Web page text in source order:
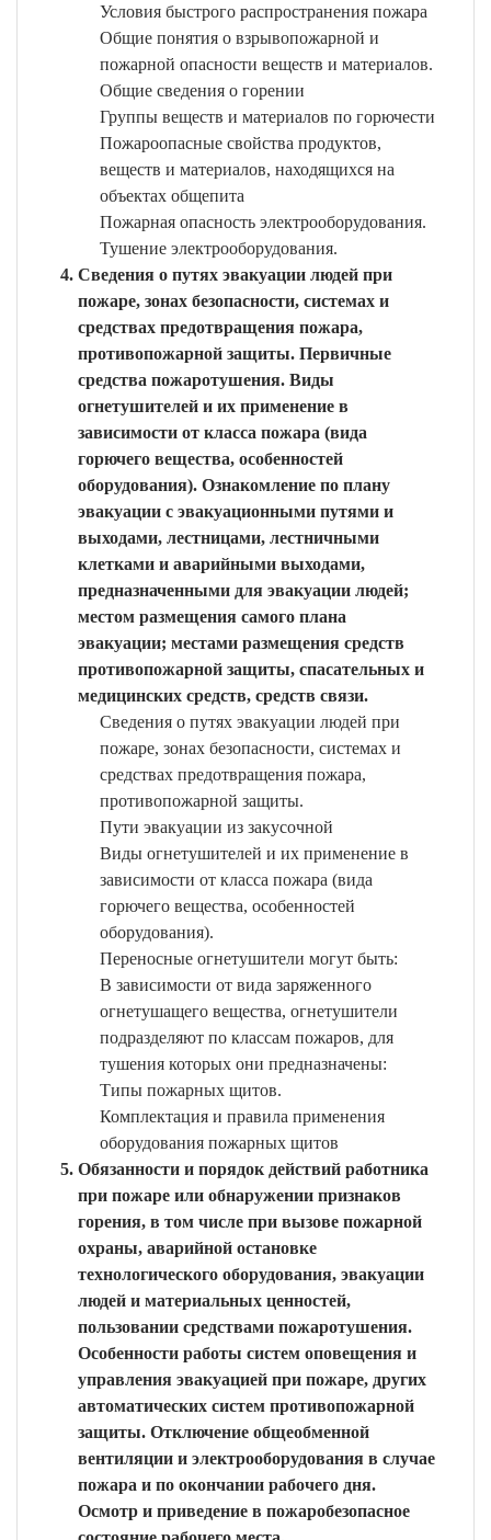
Условия быстрого распространения пожара
Общие понятия о взрывопожарной и
пожарной опасности веществ и материалов.
Общие сведения о горении
Группы веществ и материалов по горючести
Пожароопасные свойства продуктов,
веществ и материалов, находящихся на
объектах общепита
Пожарная опасность электрооборудования.
Тушение электрооборудования.
Сведения о путях эвакуации людей при
пожаре, зонах безопасности, системах и
средствах предотвращения пожара,
противопожарной защиты. Первичные
средства пожаротушения. Виды
огнетушителей и их применение в
зависимости от класса пожара (вида
горючего вещества, особенностей
оборудования). Ознакомление по плану
эвакуации с эвакуационными путями и
выходами, лестницами, лестничными
клетками и аварийными выходами,
предназначенными для эвакуации людей;
местом размещения самого плана
эвакуации; местами размещения средств
противопожарной защиты, спасательных и
медицинских средств, средств связи.
Сведения о путях эвакуации людей при
пожаре, зонах безопасности, системах и
средствах предотвращения пожара,
противопожарной защиты.
Пути эвакуации из закусочной
Виды огнетушителей и их применение в
зависимости от класса пожара (вида
горючего вещества, особенностей
оборудования).
Переносные огнетушители могут быть:
В зависимости от вида заряженного
огнетушащего вещества, огнетушители
подразделяют по классам пожаров, для
тушения которых они предназначены:
Типы пожарных щитов.
Комплектация и правила применения
оборудования пожарных щитов
Обязанности и порядок действий работника
при пожаре или обнаружении признаков
горения, в том числе при вызове пожарной
охраны, аварийной остановке
технологического оборудования, эвакуации
людей и материальных ценностей,
пользовании средствами пожаротушения.
Особенности работы систем оповещения и
управления эвакуацией при пожаре, других
автоматических систем противопожарной
защиты. Отключение общеобменной
вентиляции и электрооборудования в случае
пожара и по окончании рабочего дня.
Осмотр и приведение в пожаробезопасное